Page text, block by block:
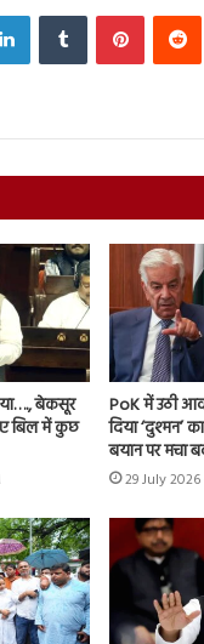
LinkedInTumblr Pinterest
बेकसूर
बिल में कुछ
PoK में उठी
दिया ‘दुश्मन’
बयान पर मचा
29 July